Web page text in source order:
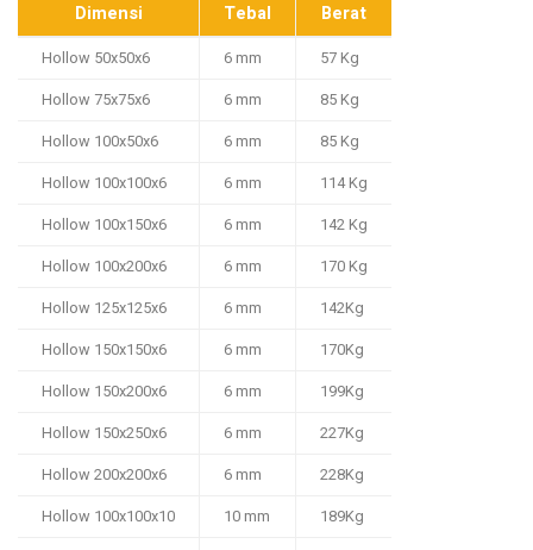
Dimensi Tebal Berat
Hollow 50x50x6 6 mm
57 Kg
Hollow 75x75x6
6 mm
85 Kg
Hollow 100x50x6
6 mm
85 Kg
Hollow 100x100x6
6 mm
114 Kg
Hollow 100x150x6
6 mm
142 Kg
Hollow 100x200x6
6 mm
170 Kg
Hollow 125x125x6
6 mm
142Kg
Hollow 150x150x6
6 mm
170Kg
Hollow 150x200x6
6 mm
199Kg
Hollow 150x250x6
6 mm
227Kg
Hollow 200x200x6
6 mm
228Kg
Hollow 100x100x10
10 mm
189Kg